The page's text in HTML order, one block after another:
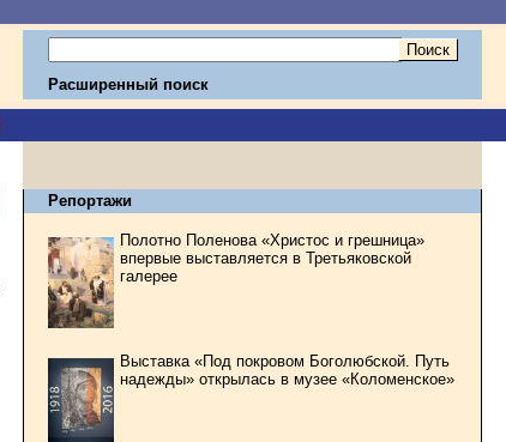
Расширенный поиск
Репортажи
Полотно Поленова «Христос и грешница»
впервые выставляется в Третьяковской
галерее
Выставка «Под покровом Боголюбской. Путь
надежды» открылась в музее «Коломенское»